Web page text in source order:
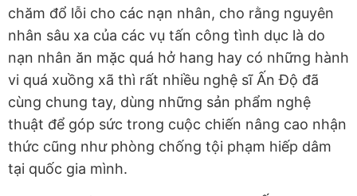
chăm đổ lỗi cho các nạn nhân, cho rằng nguyên
nhân sâu xa của các vụ tấn công tình dục là do
nạn nhân ăn mặc quá hở hang hay có những hành
vi quá xuồng xã thì rất nhiều nghệ sĩ Ấn Độ đã
cùng chung tay, dùng những sản phẩm nghệ
thuật để góp sức trong cuộc chiến nâng cao nhận
thức cũng như phòng chống tội phạm hiếp dâm
tại quốc gia mình.